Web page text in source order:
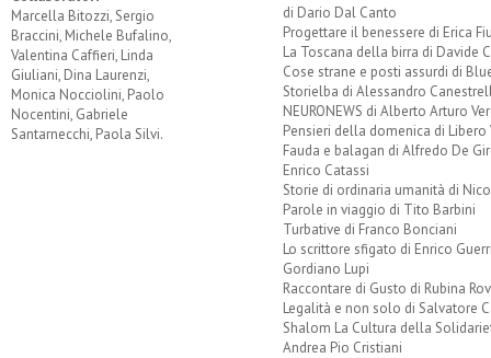
Marcella Bitozzi, Sergio
Braccini, Michele Bufalino,
Valentina Caffieri, Linda
Giuliani, Dina Laurenzi,
Monica Nocciolini, Paolo
Nocentini, Gabriele
Santarnecchi, Paola Silvi.
di Dario Dal Canto
Progettare il benessere di Erica
La Toscana della birra di Davide
Cose strane e posti assurdi di
Storielba di Alessandro
NEURONEWS di Alberto Arturo
Pensieri della domenica di Libero
Fauda e balagan di Alfredo De
Enrico Catassi
Storie di ordinaria umanità di
Parole in viaggio di Tito Barbini
Turbative di Franco Bonciani
Lo scrittore sfigato di Enrico
Gordiano Lupi
Raccontare di Gusto di Rubina
Legalità e non solo di Salvatore
Shalom La Cultura della
Andrea Pio Cristiani